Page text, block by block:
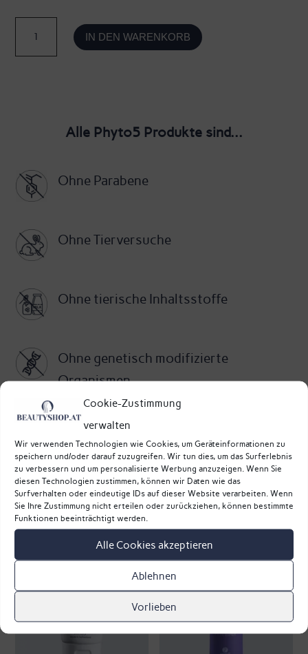
Cookie-Zustimmung
verwalten
Wir verwenden Technologien wie Cookies, um Geräteinformationen zu
speichern und/oder darauf zuzugreifen. Wir tun dies, um das Surferlebnis
zu verbessern und um personalisierte Werbung anzuzeigen. Wenn Sie
diesen Technologien zustimmen, können wir Daten wie das
Surfverhalten oder eindeutige IDs auf dieser Website verarbeiten. Wenn
Sie Ihre Zustimmung nicht erteilen oder zurückziehen, können bestimmte
Funktionen beeinträchtigt werden.
Alle Cookies akzeptieren
Ablehnen
Vorlieben
Phyto5
Menge
IN DEN WARENKORB
Alle Phyto5 Produkte sind...
Ohne Parabene
Ohne Tierversuche
Ohne tierische Inhaltsstoffe
Ohne genetisch modifizierte
Organismen
Das könnte dir auch gefallen …